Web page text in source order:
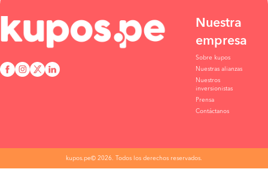
Nuestra
empresa
Sobre kupos
Nuestras alianzas
Nuestros
inversionistas
Prensa
Contáctanos
kupos.pe© 2026. Todos los derechos reservados.